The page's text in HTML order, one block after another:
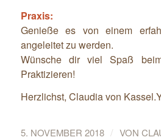
Genieße es von einem
angeleitet zu werden.
Wünsche dir viel Spaß
Praktizieren!
Herzlichst, Claudia von
5. NOVEMBER 2018 / VON